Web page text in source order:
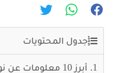
جدول المحتويات
أبرز 10 معلومات عن نور الشريف